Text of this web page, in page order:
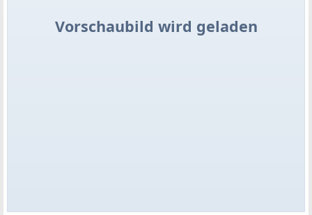
Vorschaubild wird geladen